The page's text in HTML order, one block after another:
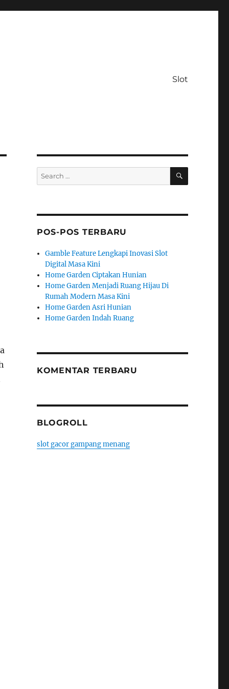
Slot
Search
for:
SEARCH
POS-POS TERBARU
Gamble Feature Lengkapi Inovasi Slot
Digital Masa Kini
Home Garden Ciptakan Hunian
Home Garden Menjadi Ruang Hijau Di
Rumah Modern Masa Kini
Home Garden Asri Hunian
Home Garden Indah Ruang
KOMENTAR TERBARU
BLOGROLL
slot gacor gampang menang